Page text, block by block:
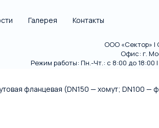
Галерея Контакты
ООО «Сектор» |
Офис: г.
Режим работы: Пн.-Чт.: с 8:00 до 18:00
фланцевая (DN150 — хомут; DN100 —